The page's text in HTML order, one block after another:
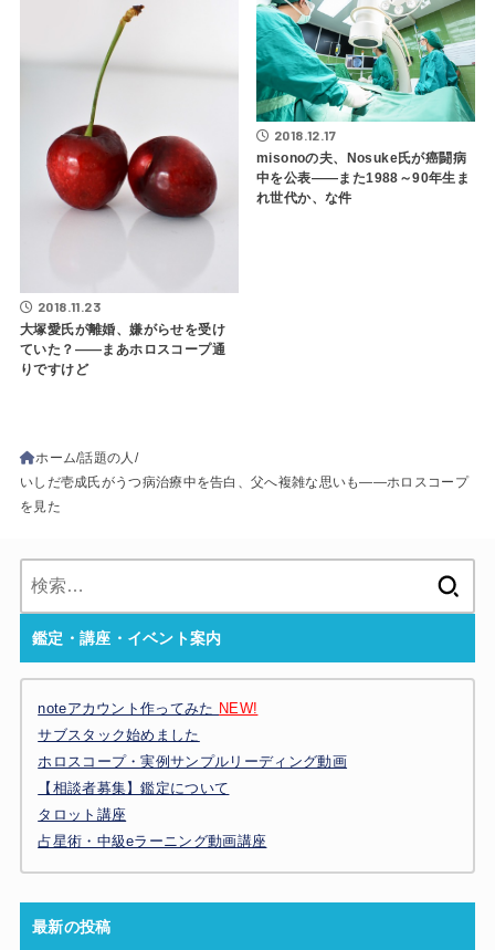
2018.11.23
大塚愛氏が離婚、嫌がらせを受け
ていた？――まあホロスコープ通
りですけど
2018.12.17
misonoの夫、Nosuke氏が癌闘病
中を公表――また1988～90年生ま
れ世代か、な件
ホーム 話題の人
いしだ壱成氏がうつ病治療中を告白、父へ複雑な思いも――ホロスコープ
を見た
鑑定・講座・イベント案内
noteアカウント作ってみた NEW!
サブスタック始めました
ホロスコープ・実例サンプルリーディング動画
【相談者募集】鑑定について
タロット講座
占星術・中級eラーニング動画講座
最新の投稿